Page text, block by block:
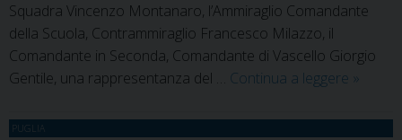
Squadra Vincenzo Montanaro, l’Ammiraglio Comandante
della Scuola, Contrammiraglio Francesco Milazzo, il
Comandante in Seconda, Comandante di Vascello Giorgio
Gentile, una rappresentanza del … Continua a leggere Taranto
»
PUGLIA